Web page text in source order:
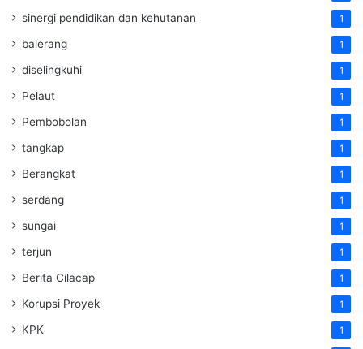
sinergi pendidikan dan kehutanan 1
balerang 1
diselingkuhi 1
Pelaut 1
Pembobolan 1
tangkap 1
Berangkat 1
serdang 1
sungai 1
terjun 1
Berita Cilacap 1
Korupsi Proyek 1
KPK 1